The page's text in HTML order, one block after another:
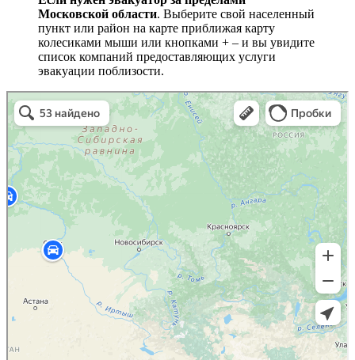
Московской области. Выберите свой населенный
пункт или район на карте приближая карту
колесиками мыши или кнопками + – и вы увидите
список компаний предоставляющих услуги
эвакуации поблизости.
эвакуаторы на карте
Волоколамск